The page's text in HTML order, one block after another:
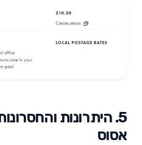
5. היתרונות
אסוס